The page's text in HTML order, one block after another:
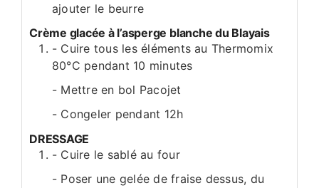
ajouter le beurre
Crème glacée à l’asperge blanche du Blayais
- Cuire tous les éléments au Thermomix
80°C pendant 10 minutes
- Mettre en bol Pacojet
- Congeler pendant 12h
DRESSAGE
- Cuire le sablé au four
- Poser une gelée de fraise dessus, du